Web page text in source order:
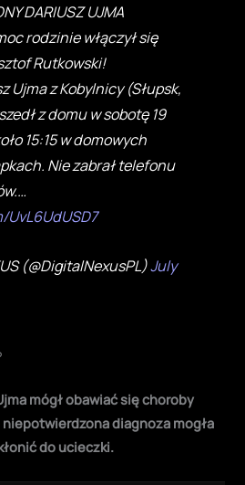
DARIUSZ UJMA
rodzinie włączył się
Rutkowski!
Ujma z Kobylnicy (Słupsk,
z domu w sobotę 19
15:15 w domowych
Nie zabrał telefonu
(@DigitalNexusPL)July
mógł obawiać się choroby
diagnoza mogła
do ucieczki.